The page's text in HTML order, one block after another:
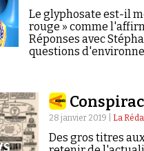
Le glyphosate est-il
rouge » comme
Réponses avec
questions
28 janvier 2019 | La
Des gros titres